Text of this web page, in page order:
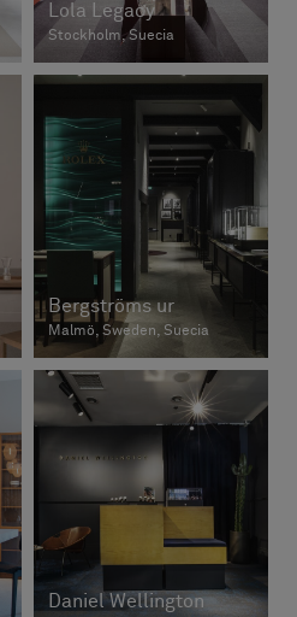
Lola Legacy
Stockholm, Suecia
Bergströms ur
Malmö, Sweden, Suecia
Daniel Wellington